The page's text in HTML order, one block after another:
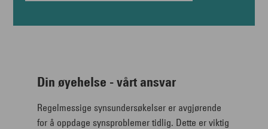
Din øyehelse - vårt ansvar
Regelmessige synsundersøkelser er avgjørende
for å oppdage synsproblemer tidlig. Dette er viktig